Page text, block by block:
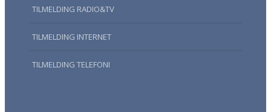
TILMELDING RADIO&TV
TILMELDING INTERNET
TILMELDING TELEFONI